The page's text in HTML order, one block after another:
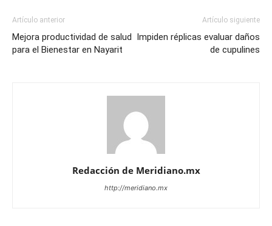
Artículo anterior
Mejora productividad de salud
para el Bienestar en Nayarit
Artículo siguiente
Impiden réplicas evaluar daños
de cupulines
Redacción de Meridiano.mx
http://meridiano.mx